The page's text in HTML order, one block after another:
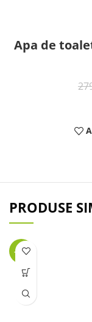
Apa de
PRODUSE
-32%